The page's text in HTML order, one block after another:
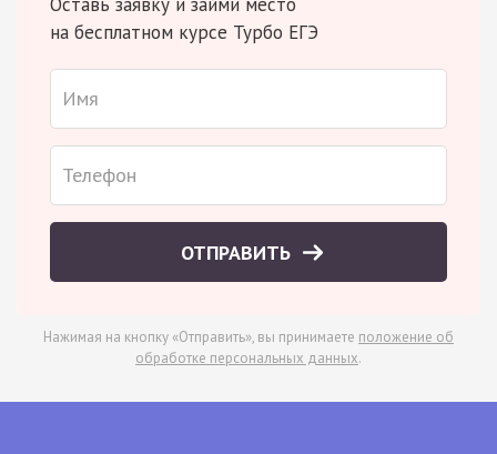
на бесплатном курсе Турбо ЕГЭ
ОТПРАВИТЬ
Нажимая на кнопку «Отправить», вы принимаете положение об
обработке персональных данных.